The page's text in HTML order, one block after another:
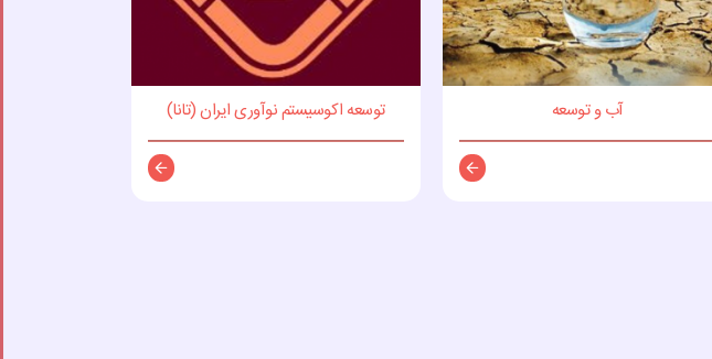
آب و توسعه توسعه اکوسیستم نوآوری ایران (تانا)